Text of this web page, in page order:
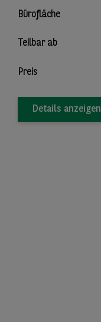
Bürofläche
Teilbar ab
Preis
Details anzeigen